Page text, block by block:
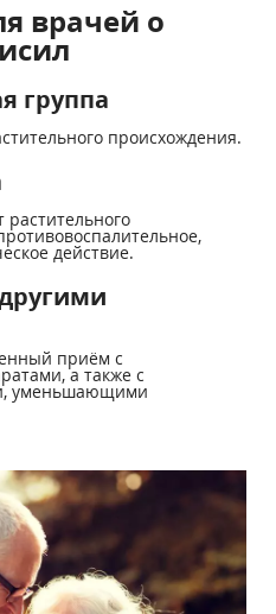
врачей о
группа
происхождения.
действие.
приём с
а также с
уменьшающими